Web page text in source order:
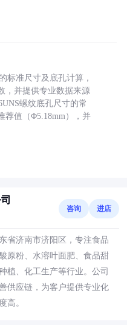
标准尺寸及底孔计算，
，并提供专业数据来源
螺纹底孔尺寸的常
荐值（Φ5.18mm），并
咨询 进店
省济南市济阳区，专注食品
原粉、水溶叶面肥、食品甜
植、化工生产等行业。公司
供应链，为客户提供专业化
高。